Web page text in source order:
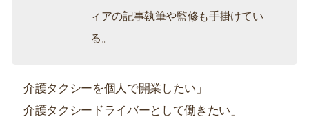
ィアの記事執筆や監修も手掛けてい
る。
「介護タクシーを個人で開業したい」
「介護タクシードライバーとして働きたい」